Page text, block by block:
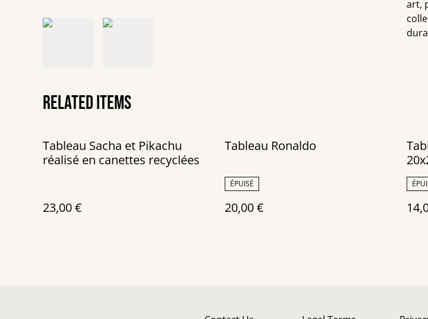
art,
Related items
Tableau Sacha et Pikachu
réalisé en canettes recyclées
23,00 €
Tableau Ronaldo
ÉPUISÉ
20,00 €